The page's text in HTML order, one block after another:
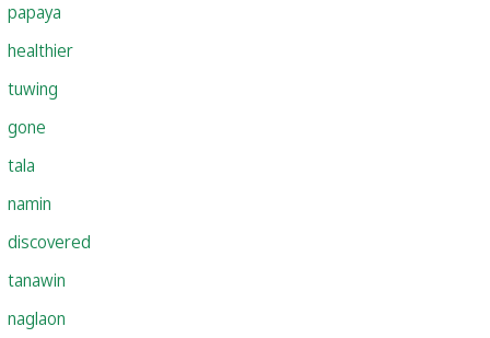
papaya
healthier
tuwing
gone
tala
namin
discovered
tanawin
naglaon